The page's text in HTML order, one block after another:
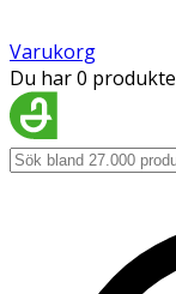
Varukorg
Du har 0